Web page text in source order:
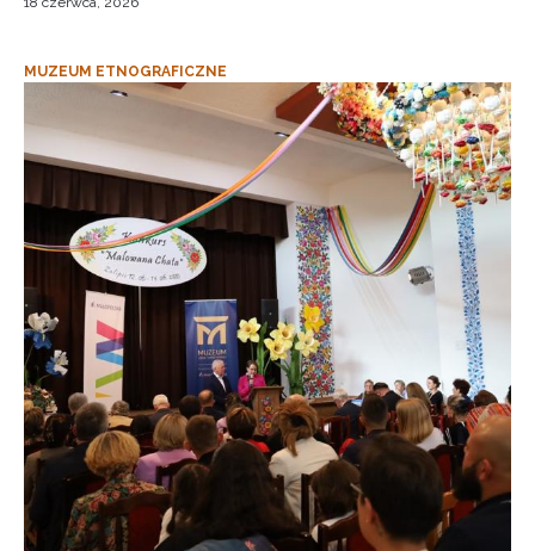
MUZEUM ETNOGRAFICZNE